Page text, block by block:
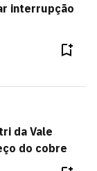
interrupção
da Vale
do cobre